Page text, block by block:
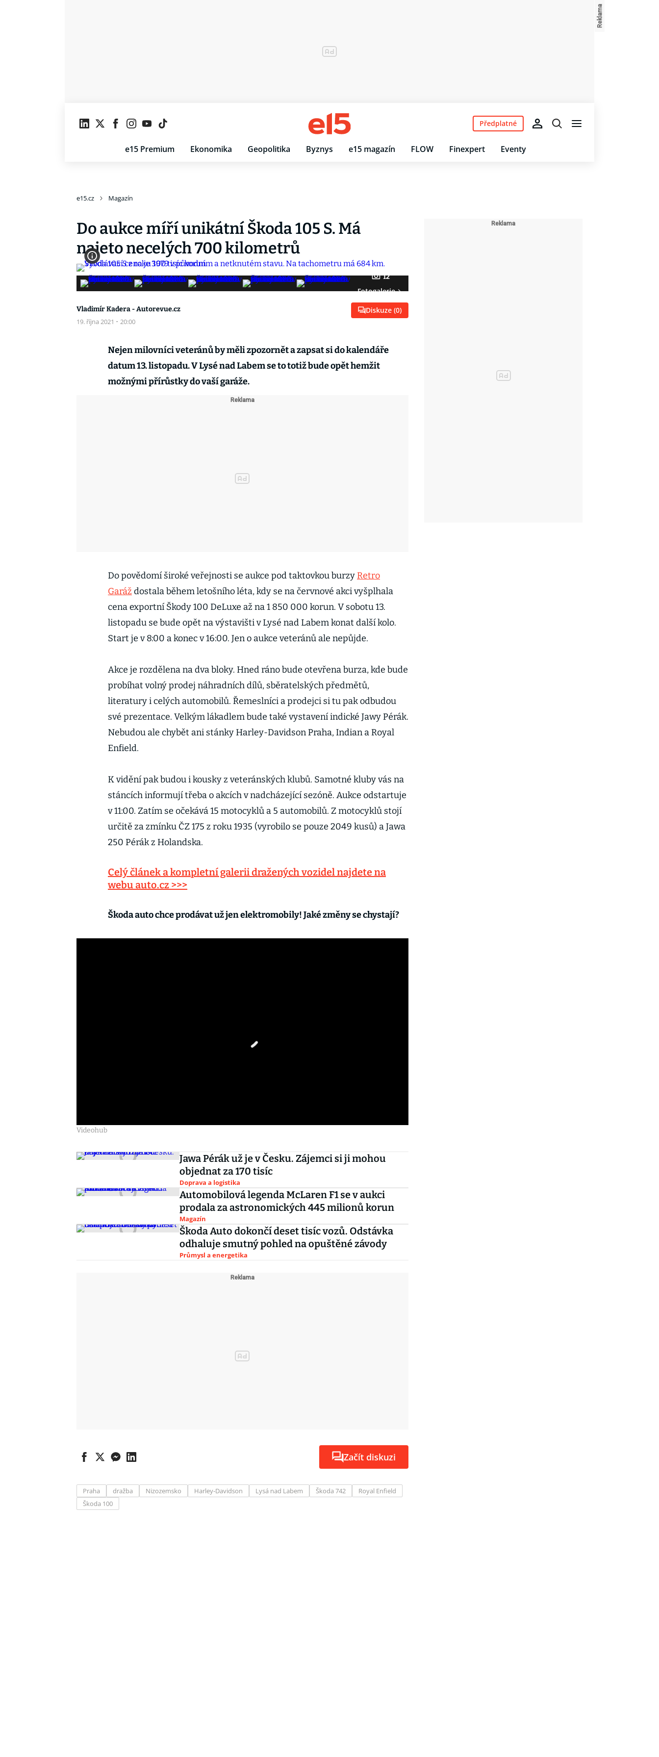
e15 Premium Ekonomika Geopolitika Byznys e15 magazín FLOW Finexpert Eventy
Předplatné
e15.cz Magazín
Do aukce míří unikátní Škoda 105 S. Má
najeto necelých 700 kilometrů
12
Fotogalerie
Vladimír Kadera - Autorevue.cz
19. října 2021 · 20:00
Diskuze (0)
Nejen milovníci veteránů by měli zpozornět a zapsat si do kalendáře
datum 13. listopadu. V Lysé nad Labem se to totiž bude opět hemžit
možnými přírůstky do vaší garáže.
Do povědomí široké veřejnosti se aukce pod taktovkou burzy Retro
Garáž dostala během letošního léta, kdy se na červnové akci vyšplhala
cena exportní Škody 100 DeLuxe až na 1 850 000 korun. V sobotu 13.
listopadu se bude opět na výstavišti v Lysé nad Labem konat další kolo.
Start je v 8:00 a konec v 16:00. Jen o aukce veteránů ale nepůjde.
Akce je rozdělena na dva bloky. Hned ráno bude otevřena burza, kde bude
probíhat volný prodej náhradních dílů, sběratelských předmětů,
literatury i celých automobilů. Řemeslníci a prodejci si tu pak odbudou
své prezentace. Velkým lákadlem bude také vystavení indické Jawy Pérák.
Nebudou ale chybět ani stánky Harley-Davidson Praha, Indian a Royal
Enfield.
K vidění pak budou i kousky z veteránských klubů. Samotné kluby vás na
stáncích informují třeba o akcích v nadcházející sezóně. Aukce odstartuje
v 11:00. Zatím se očekává 15 motocyklů a 5 automobilů. Z motocyklů stojí
určitě za zmínku ČZ 175 z roku 1935 (vyrobilo se pouze 2049 kusů) a Jawa
250 Pérák z Holandska.
Celý článek a kompletní galerii dražených vozidel najdete na
webu auto.cz >>>
Škoda auto chce prodávat už jen elektromobily! Jaké změny se chystají?
Videohub
Jawa Pérák už je v Česku. Zájemci si ji mohou
objednat za 170 tisíc
Doprava a logistika
Automobilová legenda McLaren F1 se v aukci
prodala za astronomických 445 milionů korun
Magazín
Škoda Auto dokončí deset tisíc vozů. Odstávka
odhaluje smutný pohled na opuštěné závody
Průmysl a energetika
Začít diskuzi
Praha dražba Nizozemsko Harley-Davidson Lysá nad Labem Škoda 742
Royal Enfield
Škoda 100